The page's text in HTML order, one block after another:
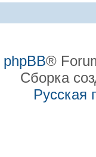
phpBB®
Сборка
Русская